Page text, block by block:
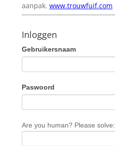
aanpak. www.trouwfuif.com
Inloggen
Gebruikersnaam
Paswoord
Are you human? Please solve: